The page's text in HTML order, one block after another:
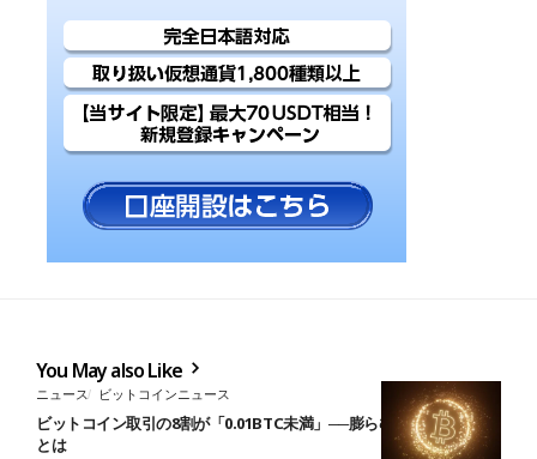
You May also Like
ニュース ビットコインニュース
ビットコイン取引の8割が「0.01BTC未満」──膨らむ少額取引の中身
とは